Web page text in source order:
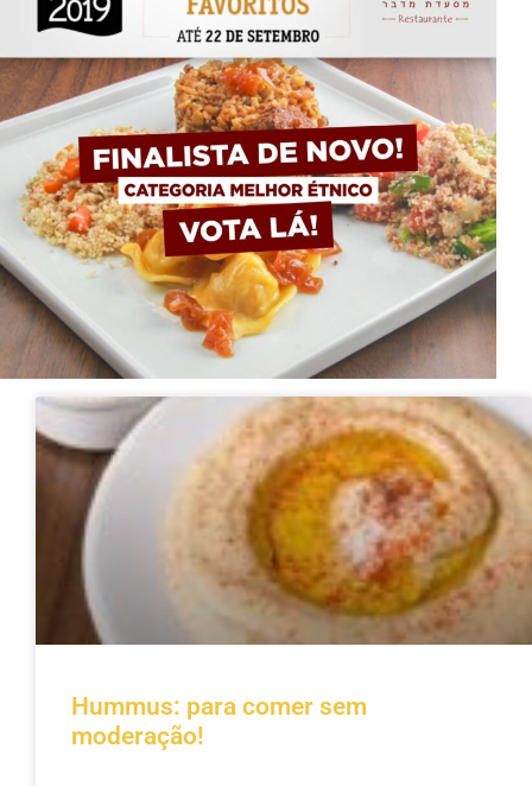
Hummus: para comer sem
moderação!